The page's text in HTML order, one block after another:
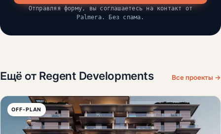
Отправляя форму, вы соглашаетесь на контакт от
Palmera. Без спама.
Ещё от Regent Developments Все проекты →
OFF-PLAN